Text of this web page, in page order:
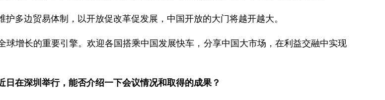
多边贸易体制，以开放促改革促发展，中国开放的大门将越开越大。
增长的重要引擎。欢迎各国搭乘中国发展快车，分享中国大市场，在利益交融中实现
在深圳举行，能否介绍一下会议情况和取得的成果？